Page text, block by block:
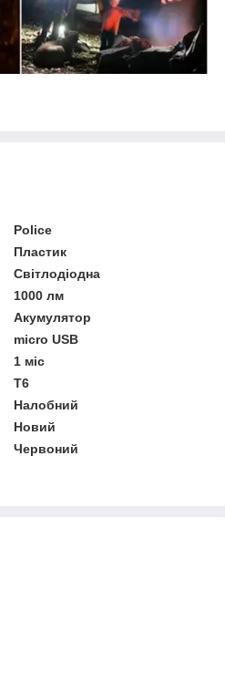
Police
Пластик
Світлодіодна
1000 лм
Акумулятор
micro USB
1 міс
T6
Налобний
Новий
Червоний